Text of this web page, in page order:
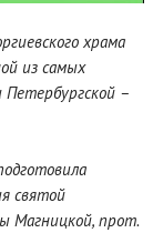
храма
из самых
–
святой
Магницкой, прот.